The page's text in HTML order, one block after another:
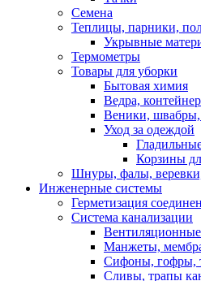
Семена
Теплицы, парники,
Укрывные
Термометры
Товары для уборки
Бытовая химия
Ведра,
Веники, швабры,
Уход за одеждой
Корзины
Шнуры, фалы,
Инженерные системы
Герметизация
Система канализации
Манжеты,
Сифоны, гофры,
Сливы, трапы